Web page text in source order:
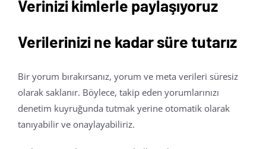
Verinizi kimlerle paylaşıyoruz
Verilerinizi ne kadar süre tutarız
Bir yorum bırakırsanız, yorum ve meta verileri süresiz
olarak saklanır. Böylece, takip eden yorumlarınızı
denetim kuyruğunda tutmak yerine otomatik olarak
tanıyabilir ve onaylayabiliriz.